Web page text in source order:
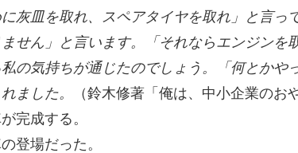
灰皿を取れ、スペアタイヤを取れ」と言っ
せん」と言います。「それならエンジンを
の気持ちが通じたのでしょう。「何とかや
ました。
（鈴木修著「俺は、中小企業のお
完成する。
登場だった。